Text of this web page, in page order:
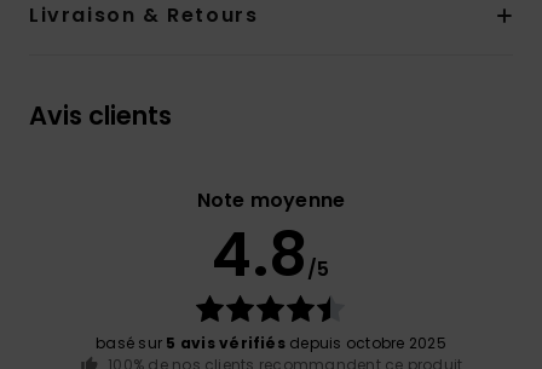
Livraison & Retours
Avis clients
Note moyenne
4.8/5
basé sur 5 avis vérifiésdepuis octobre 2025
100% de nos clients recommandent ce produit